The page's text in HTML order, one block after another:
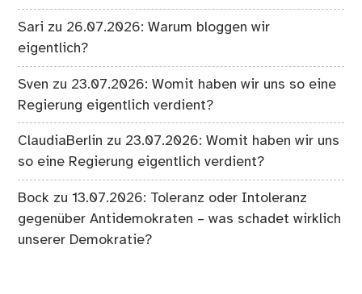
Sari zu 26.07.2026: Warum bloggen wir
eigentlich?
Sven zu 23.07.2026: Womit haben wir uns so eine
Regierung eigentlich verdient?
ClaudiaBerlin zu 23.07.2026: Womit haben wir uns
so eine Regierung eigentlich verdient?
Bock zu13.07.2026: Toleranz oder Intoleranz
gegenüber Antidemokraten – was schadet wirklich
unserer Demokratie?